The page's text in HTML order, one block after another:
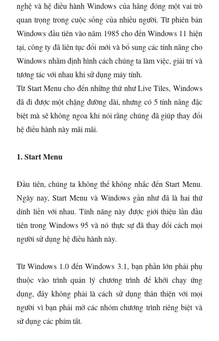
nghệ và hệ điều hành Windows của hãng đóng một vai trò
quan trọng trong cuộc sống của nhiều người. Từ phiên bản
Windows đầu tiên vào năm 1985 cho đến Windows 11 hiện
tại, công ty đã liên tục đổi mới và bổ sung các tính năng cho
Windows nhằm định hình cách chúng ta làm việc, giải trí và
tương tác với nhau khi sử dụng máy tính.
Từ Start Menu cho đến những thứ như Live Tiles, Windows
đã đi được một chặng đường dài, nhưng có 5 tính năng đặc
biệt mà sẽ không ngoa khi nói rằng chúng đã giúp thay đổi
hệ điều hành này mãi mãi.
1. Start Menu
Đầu tiên, chúng ta không thể không nhắc đến Start Menu.
Ngày nay, Start Menu và Windows gần như đã là hai thứ
dính liền với nhau. Tính năng này được giới thiệu lần đầu
tiên trong Windows 95 và nó thực sự đã thay đổi cách mọi
người sử dụng hệ điều hành này.
Từ Windows 1.0 đến Windows 3.1, bạn phần lớn phải phụ
thuộc vào trình quản lý chương trình để khởi chạy ứng
dụng, đây không phải là cách sử dụng thân thiện với mọi
người vì bạn phải mở các nhóm chương trình riêng biệt và
sử dụng các phím tắt.